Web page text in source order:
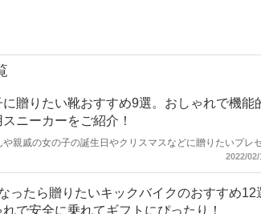
に贈りたい靴おすすめ9選。おしゃれで機能
スニーカーをご紹介！
や親戚の女の子の誕生日やクリスマスなどに贈りたいプレ
か迷っているなら子どもに人気のシューズを贈りませんか
ご紹介します。出産祝いに贈りたい赤ちゃん用の靴も合わせ
いね。
2022/
ったら贈りたいキックバイクのおすすめ12
れで安全に乗れてギフトにぴったり！